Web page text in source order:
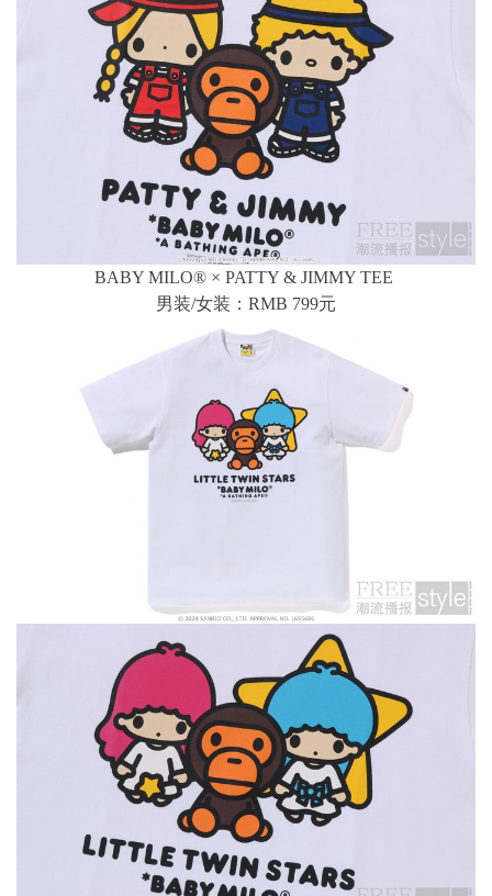
BABY MILO® × PATTY & JIMMY TEE
男装/女装：RMB 799元